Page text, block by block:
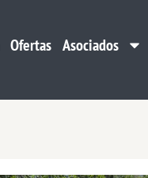
Ofertas Asociados